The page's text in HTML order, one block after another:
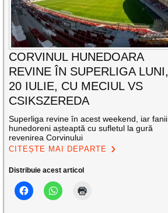
CORVINUL HUNEDOARA
REVINE ÎN SUPERLIGA LUNI,
20 IULIE, CU MECIUL VS
CSIKSZEREDA
Superliga revine în acest weekend, iar fanii
hunedoreni așteaptă cu sufletul la gură
revenirea Corvinului
CITEȘTE MAI DEPARTE
Distribuie acest articol